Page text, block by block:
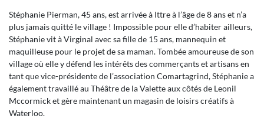
Stéphanie Pierman, 45 ans, est arrivée à Ittre à l’âge de 8 ans et n’a
plus jamais quitté le village ! Impossible pour elle d’habiter ailleurs,
Stéphanie vit à Virginal avec sa fille de 15 ans, mannequin et
maquilleuse pour le projet de sa maman. Tombée amoureuse de son
village où elle y défend les intérêts des commerçants et artisans en
tant que vice-présidente de l’association Comartagrind, Stéphanie a
également travaillé au Théâtre de la Valette aux côtés de Leonil
Mccormick et gère maintenant un magasin de loisirs créatifs à
Waterloo.